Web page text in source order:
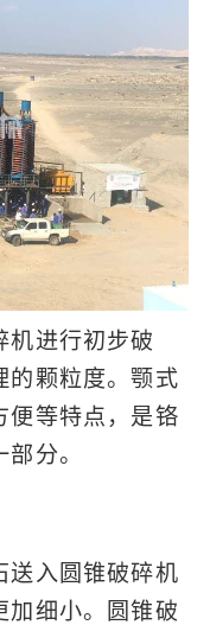
机进行初步破
的颗粒度。颚式
便等特点，是铬
分。
送入圆锥破碎机
加细小。圆锥破